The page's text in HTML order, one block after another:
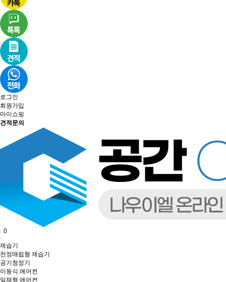
로그인
회원가입
마이쇼핑
견적문의
0
제습기
천정매립형 제습기
공기청정기
이동식 에어컨
일체형 에어컨